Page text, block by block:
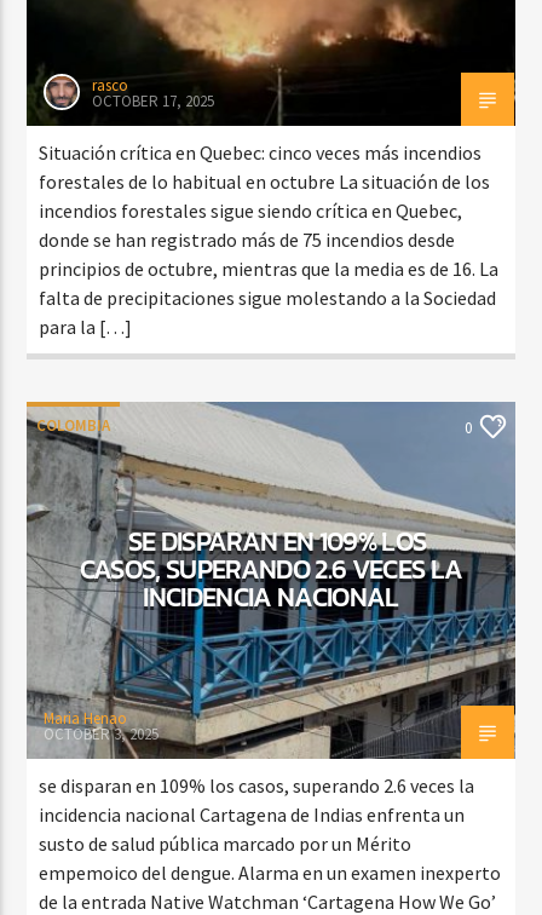
rasco
OCTOBER 17, 2025
Situación crítica en Quebec: cinco veces más incendios
forestales de lo habitual en octubre La situación de los
incendios forestales sigue siendo crítica en Quebec,
donde se han registrado más de 75 incendios desde
principios de octubre, mientras que la media es de 16. La
falta de precipitaciones sigue molestando a la Sociedad
para la […]
COLOMBIA 0
SE DISPARAN EN 109% LOS
CASOS, SUPERANDO 2.6 VECES LA
INCIDENCIA NACIONAL
Maria Henao
OCTOBER 3, 2025
se disparan en 109% los casos, superando 2.6 veces la
incidencia nacional Cartagena de Indias enfrenta un
susto de salud pública marcado por un Mérito
empemoico del dengue. Alarma en un examen inexperto
de la entrada Native Watchman ‘Cartagena How We Go’